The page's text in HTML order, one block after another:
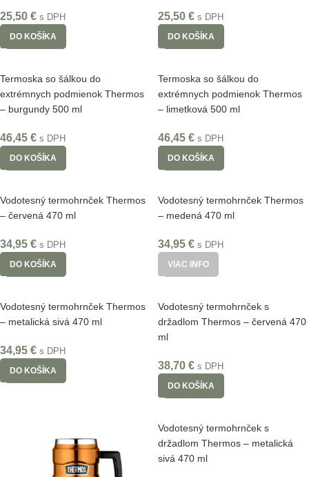
25,50 € s DPH
DO KOŠÍKA
25,50 € s DPH
DO KOŠÍKA
Termoska so šálkou do
extrémnych podmienok Thermos
– burgundy 500 ml
46,45 € s DPH
DO KOŠÍKA
Termoska so šálkou do
extrémnych podmienok Thermos
– limetková 500 ml
46,45 € s DPH
DO KOŠÍKA
Vodotesný termohrnček Thermos
– červená 470 ml
34,95 € s DPH
DO KOŠÍKA
Vodotesný termohrnček Thermos
– medená 470 ml
34,95 € s DPH
VIAC INFO
Vodotesný termohrnček Thermos
– metalická sivá 470 ml
34,95 € s DPH
DO KOŠÍKA
Vodotesný termohrnček s
držadlom Thermos – červená 470
ml
38,70 € s DPH
DO KOŠÍKA
Vodotesný termohrnček s
držadlom Thermos – metalická
sivá 470 ml